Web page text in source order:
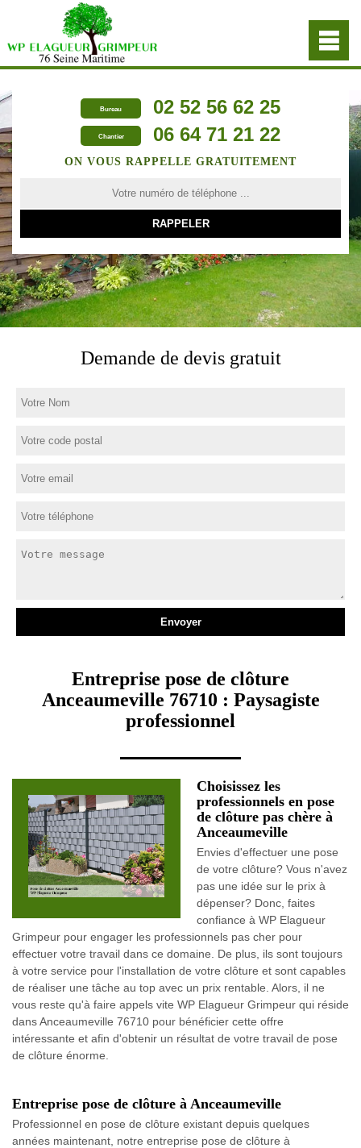
Bureau 02 52 56 62 25
Chantier 06 64 71 21 22
ON VOUS RAPPELLE GRATUITEMENT
Demande de devis gratuit
Entreprise pose de clôture
Anceaumeville 76710 : Paysagiste
professionnel
Choisissez les
professionnels en pose
de clôture pas chère à
Anceaumeville
Envies d'effectuer une pose
de votre clôture? Vous n'avez
pas une idée sur le prix à
dépenser? Donc, faites
confiance à WP Elagueur
Grimpeur pour engager les professionnels pas cher pour
effectuer votre travail dans ce domaine. De plus, ils sont toujours
à votre service pour l'installation de votre clôture et sont capables
de réaliser une tâche au top avec un prix rentable. Alors, il ne
vous reste qu'à faire appels vite WP Elagueur Grimpeur qui réside
dans Anceaumeville 76710 pour bénéficier cette offre
intéressante et afin d'obtenir un résultat de votre travail de pose
de clôture énorme.
Entreprise pose de clôture à Anceaumeville
Professionnel en pose de clôture existant depuis quelques
années maintenant, notre entreprise pose de clôture à